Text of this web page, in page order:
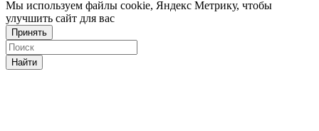
Мы используем файлы cookie, Яндекс Метрику, чтобы
улучшить сайт для вас
Принять
Найти